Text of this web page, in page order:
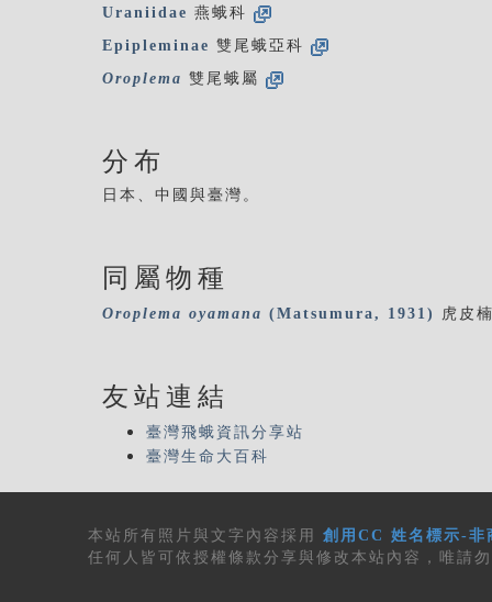
Uraniidae 燕蛾科
Epipleminae 雙尾蛾亞科
Oroplema 雙尾蛾屬
分布
日本、中國與臺灣。
同屬物種
Oroplema oyamana (Matsumura, 1931) 虎皮
友站連結
臺灣飛蛾資訊分享站
臺灣生命大百科
本站所有 照片與文字內容 採用 創用CC 姓名標示-
任何人皆可依授權條款分享與修改本站內容，唯請